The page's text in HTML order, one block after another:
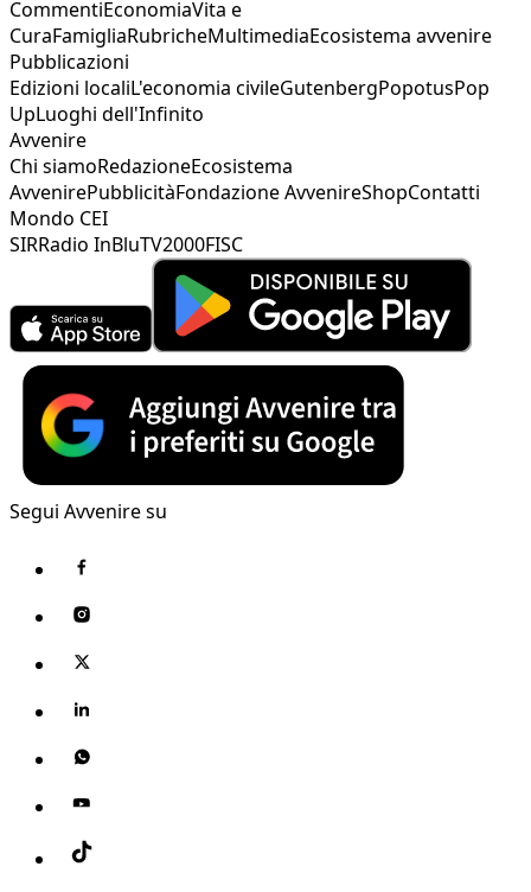
CommentiEconomiaVita e
CuraFamigliaRubricheMultimediaEcosistema avvenire
Pubblicazioni
Edizioni localiL'economia civileGutenbergPopotusPop
UpLuoghi dell'Infinito
Avvenire
Chi siamoRedazioneEcosistema
AvvenirePubblicitàFondazione AvvenireShopContatti
Mondo CEI
SIRRadio InBluTV2000FISC
Segui Avvenire su